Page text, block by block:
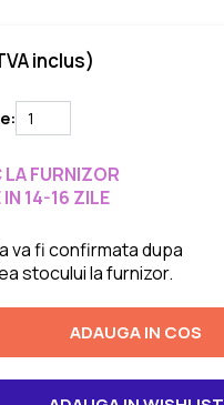
inclus)
FURNIZOR
IN 14-16 ZILE
va fi confirmata dupa
stocului la furnizor.
ADAUGA IN COS